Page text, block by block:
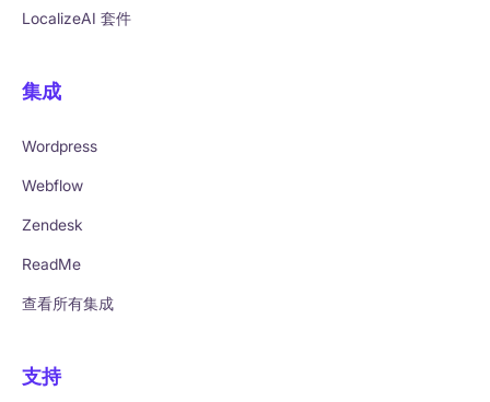
LocalizeAI 套件
集成
Wordpress
Webflow
Zendesk
ReadMe
查看所有集成
支持